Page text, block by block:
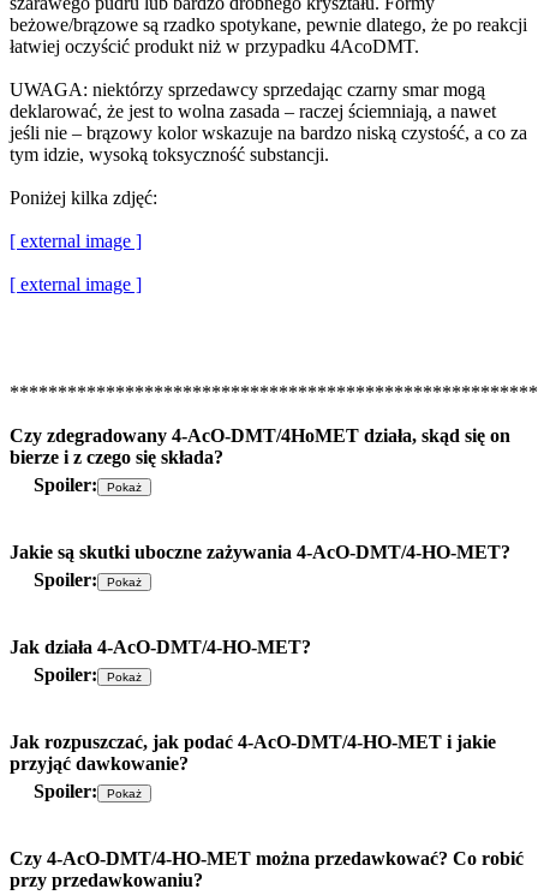
beżowe/brązowe są rzadko spotykane, pewnie dlatego, że po reakcji
łatwiej oczyścić produkt niż w przypadku 4AcoDMT.
UWAGA: niektórzy sprzedawcy sprzedając czarny smar mogą
deklarować, że jest to wolna zasada – raczej ściemniają, a nawet
jeśli nie – brązowy kolor wskazuje na bardzo niską czystość, a co za
tym idzie, wysoką toksyczność substancji.
Poniżej kilka zdjęć:
[ external image ]
[ external image ]
Czy zdegradowany 4-AcO-DMT/4HoMET działa, skąd się on
bierze i z czego się składa?
Spoiler:
Jakie są skutki uboczne zażywania 4-AcO-DMT/4-HO-MET?
Spoiler:
Jak działa 4-AcO-DMT/4-HO-MET?
Spoiler:
Jak rozpuszczać, jak podać 4-AcO-DMT/4-HO-MET i jakie
przyjąć dawkowanie?
Spoiler:
Czy 4-AcO-DMT/4-HO-MET można przedawkować? Co robić
przy przedawkowaniu?